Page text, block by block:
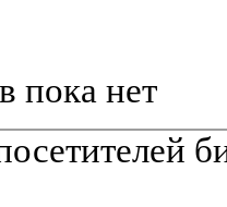
пока нет